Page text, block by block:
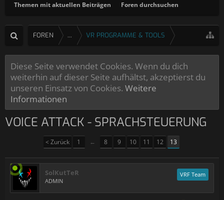
Themen mit aktuellen Beiträgen Foren durchsuchen
FOREN ... VR PROGRAMME & TOOLS
Diese Seite verwendet Cookies. Wenn du dich
weiterhin auf dieser Seite aufhältst, akzeptierst du
unseren Einsatz von Cookies. Weitere
Informationen
VOICE ATTACK - SPRACHSTEUERUNG
< Zurück 1 ← 8 9 10 11 12 13
SolKutTeR
ADMIN
VRF Team